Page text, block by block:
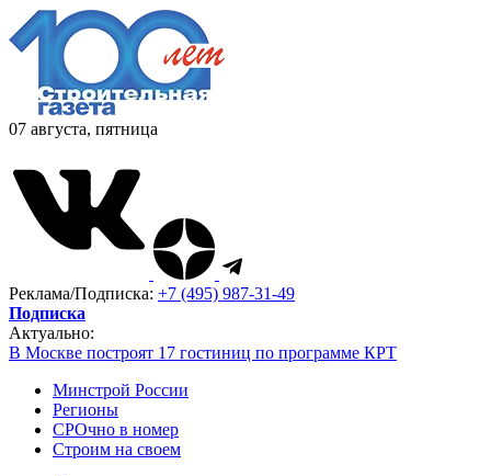
07 августа, пятница
Реклама/Подписка: +7 (495) 987-31-49
Подписка
Актуально:
В Москве построят 17 гостиниц по программе КРТ
Минстрой России
Регионы
СРОчно в номер
Строим на своем